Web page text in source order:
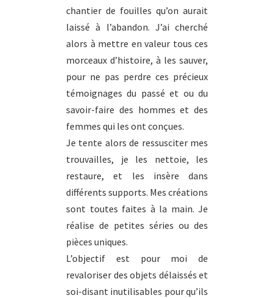
chantier de fouilles qu’on aurait
laissé à l’abandon. J’ai cherché
alors à mettre en valeur tous ces
morceaux d’histoire, à les sauver,
pour ne pas perdre ces précieux
témoignages du passé et ou du
savoir-faire des hommes et des
femmes qui les ont conçues.
Je tente alors de ressusciter mes
trouvailles, je les nettoie, les
restaure, et les insère dans
différents supports. Mes créations
sont toutes faites à la main. Je
réalise de petites séries ou des
pièces uniques.
L’objectif est pour moi de
revaloriser des objets délaissés et
soi-disant inutilisables pour qu’ils